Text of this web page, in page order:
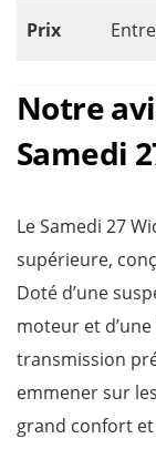
Prix
Notre
Samedi
Le Samedi 27
supérieure,
Doté d’une
moteur et
transmission
emmener sur
grand confort